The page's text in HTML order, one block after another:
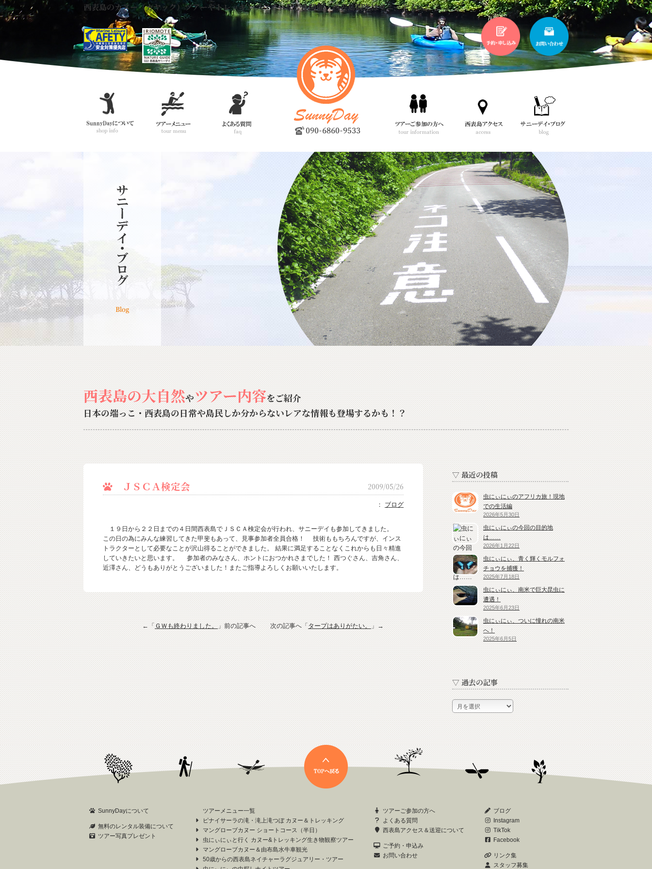
西表島のカヌー（カヤック）ツアーやトレッキングツアーなどを開催。西表島観光はサニーデイへ！
西表島の大自然やツアー内容をご紹介
日本の端っこ・西表島の日常や島民しか分からないレアな情報も登場するかも！？
ＪＳＣＡ検定会 2009/05/26
： ブログ
１９日から２２日までの４日間西表島でＪＳＣＡ検定会が行われ、サニーデイも参加してきました。
この日の為にみんな練習してきた甲斐もあって、見事参加者全員合格！ 技術ももちろんですが、インス
トラクターとして必要なことが沢山得ることができました。 結果に満足することなくこれからも日々精進
していきたいと思います。 参加者のみなさん、ホントにおつかれさまでした！ 西つぐさん、吉角さん、
近澤さん、どうもありがとうございました！またご指導よろしくお願いいたします。
←「ＧＷも終わりました。」前の記事へ 次の記事へ「タープはありがたい。」→
▽ 最近の投稿
虫にぃにぃのアフリカ旅！現地
での生活編
2026年5月30日
虫にぃにぃの今回の目的地
は……
2026年1月22日
虫にぃにぃ、青く輝くモルフォ
チョウを捕獲！
2025年7月18日
虫にぃにぃ、南米で巨大昆虫に
遭遇！
2025年6月23日
虫にぃにぃ、ついに憧れの南米
へ！
2025年6月5日
▽ 過去の記事
▽
過
去
の
記
事
SunnyDayについて
無料のレンタル装備について
ツアー写真プレゼント
ツアーメニュー一覧
ピナイサーラの滝・滝上滝つぼ カヌー＆トレッキング
マングローブカヌー ショートコース（半日）
虫にぃにぃと行く カヌー&トレッキング生き物観察ツアー
マングローブカヌー＆由布島水牛車観光
50歳からの西表島ネイチャーラグジュアリー・ツアー
ツアーご参加の方へ
よくある質問
西表島アクセス＆送迎について
ご予約・申込み
お問い合わせ
ブログ
Instagram
TikTok
Facebook
リンク集
スタッフ募集